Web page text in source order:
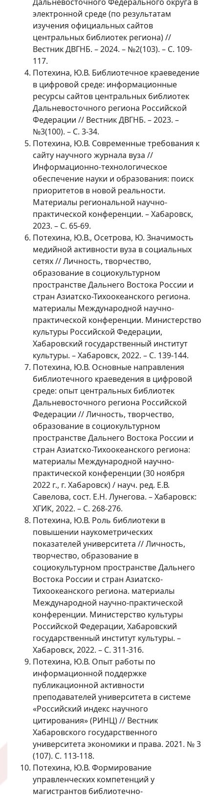
электронной среде (по результатам
изучения официальных сайтов
центральных библиотек региона) //
Вестник ДВГНБ. – 2024. – №2(103). – С. 109-
117.
Потехина, Ю.В. Библиотечное краеведение
в цифровой среде: информационные
ресурсы сайтов центральных библиотек
Дальневосточного региона Российской
Федерации // Вестник ДВГНБ. – 2023. –
№3(100). – С. 3-34.
Потехина, Ю.В. Современные требования к
сайту научного журнала вуза //
Информационно-технологическое
обеспечение науки и образования: поиск
приоритетов в новой реальности.
Материалы региональной научно-
практической конференции. – Хабаровск,
2023. – С. 65-69.
Потехина, Ю.В., Осетрова, Ю. Значимость
медийной активности вуза в социальных
сетях // Личность, творчество,
образование в социокультурном
пространстве Дальнего Востока России и
стран Азиатско-Тихоокеанского региона.
материалы Международной научно-
практической конференции. Министерство
культуры Российской Федерации,
Хабаровский государственный институт
культуры. – Хабаровск, 2022. – С. 139-144.
Потехина, Ю.В. Основные направления
библиотечного краеведения в цифровой
среде: опыт центральных библиотек
Дальневосточного региона Российской
Федерации // Личность, творчество,
образование в социокультурном
пространстве Дальнего Востока России и
стран Азиатско-Тихоокеанского региона:
материалы Международной научно-
практической конференции (30 ноября
2022 г., г. Хабаровск) / науч. ред. Е.В.
Савелова, сост. Е.Н. Лунегова. – Хабаровск:
ХГИК, 2022. – С. 268-276.
Потехина, Ю.В. Роль библиотеки в
повышении наукометрических
показателей университета // Личность,
творчество, образование в
социокультурном пространстве Дальнего
Востока России и стран Азиатско-
Тихоокеанского региона. материалы
Международной научно-практической
конференции. Министерство культуры
Российской Федерации, Хабаровский
государственный институт культуры. –
Хабаровск, 2022. – С. 311-316.
Потехина, Ю.В. Опыт работы по
информационной поддержке
публикационной активности
преподавателей университета в системе
«Российский индекс научного
цитирования» (РИНЦ) // Вестник
Хабаровского государственного
университета экономики и права. 2021. № 3
(107). С. 113-118.
Потехина, Ю.В. Формирование
управленческих компетенций у
магистрантов библиотечно-